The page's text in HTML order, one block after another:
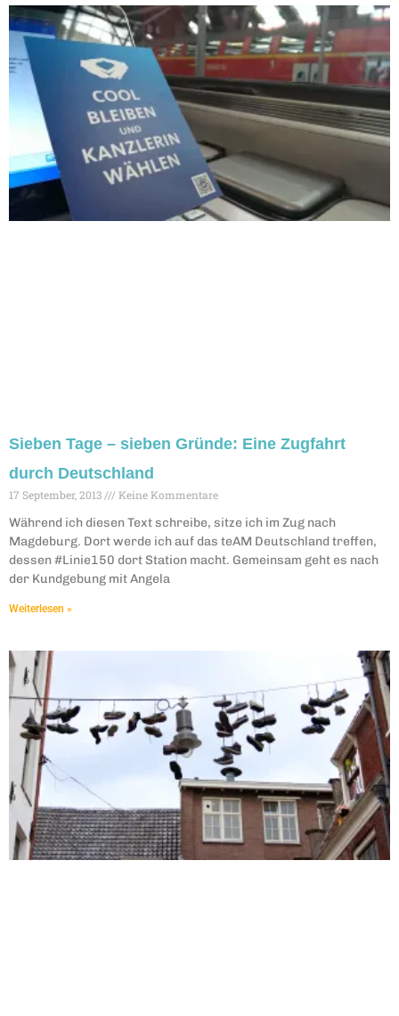
Sieben Tage – sieben Gründe: Eine Zugfahrt
durch Deutschland
17 September, 2013 Keine Kommentare
Während ich diesen Text schreibe, sitze ich im Zug nach
Magdeburg. Dort werde ich auf das teAM Deutschland treffen,
dessen #Linie150 dort Station macht. Gemeinsam geht es nach
der Kundgebung mit Angela
Weiterlesen »